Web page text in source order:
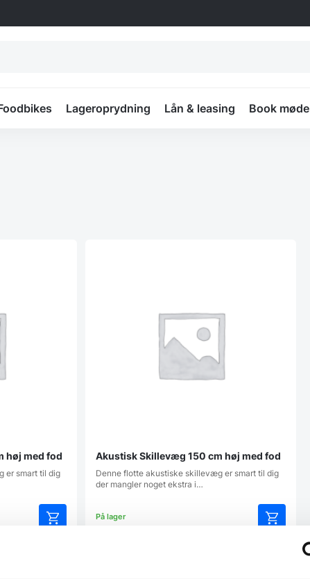
Lageroprydning Lån & leasing Book møde
høj med fod
er smart til dig
Akustisk Skillevæg 150 cm høj med fod
Denne flotte akustiske skillevæg er smart til dig
der mangler noget ekstra i…